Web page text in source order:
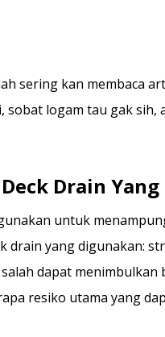
sering kan membaca
sobat logam tau gak sih,
Drain Yang
untuk
drain yang digunakan:
dapat
resiko utama yang